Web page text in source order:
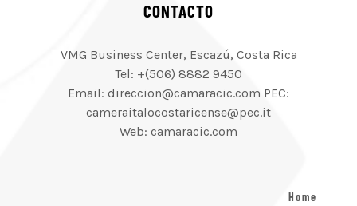
CONTACTO
VMG Business Center, Escazú, Costa Rica
Tel: +(506) 8882 9450
Email: direccion@camaracic.com PEC:
cameraitalocostaricense@pec.it
Web: camaracic.com
Home